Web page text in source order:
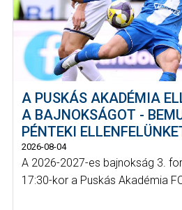
A PUSKÁS AKADÉMIA
A BAJNOKSÁGOT -
PÉNTEKI
2026-08-04
A 2026-2027-es bajnokság 3.
17:30-kor a Puskás Akadémia